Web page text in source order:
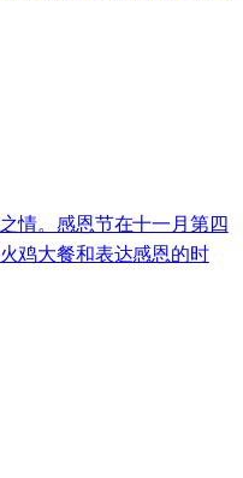
情。感恩节在十一月第四
鸡大餐和表达感恩的时